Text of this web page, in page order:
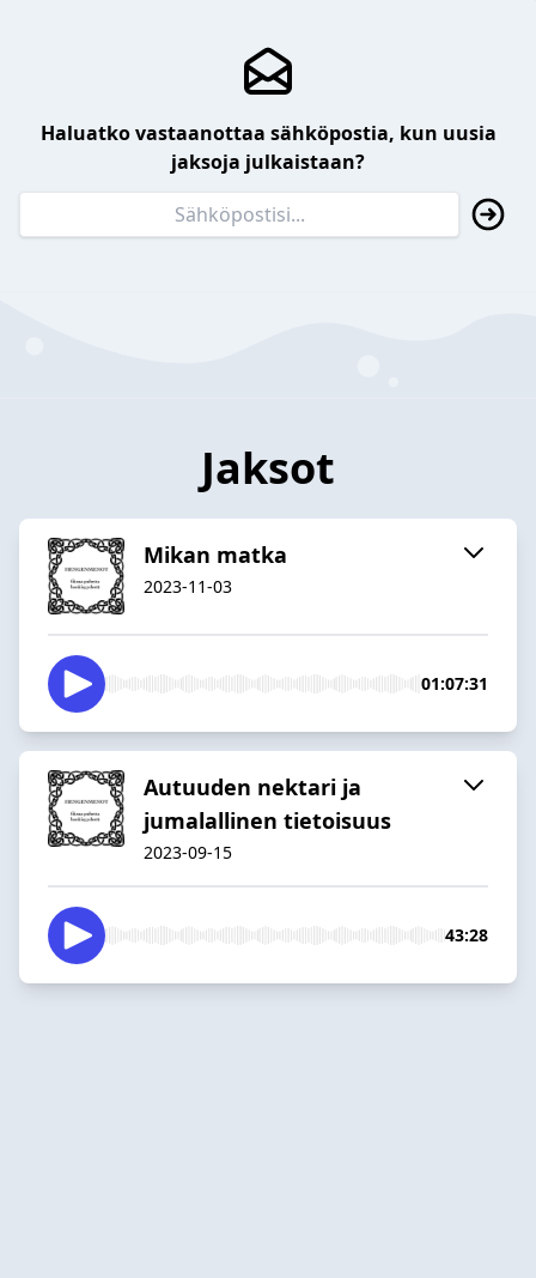
Haluatko vastaanottaa sähköpostia, kun uusia
jaksoja julkaistaan?
Jaksot
Mikan matka
2023-11-03
01:07:31
Autuuden nektari ja
jumalallinen tietoisuus
2023-09-15
43:28